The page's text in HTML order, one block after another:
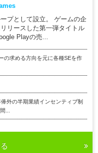
プとして設立。 ゲームの企
リースした第一弾タイトル
Playの売...
の求める方向を元に各種SEを作
外の半期業績インセンティブ制
...